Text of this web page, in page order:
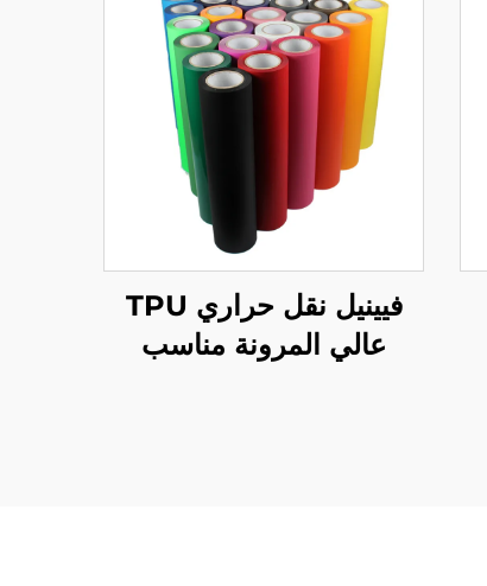
فيينيل نقل حراري TPU
عالي المرونة مناسب